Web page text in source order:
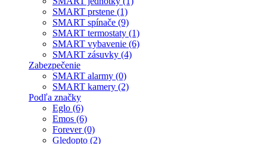
SMART prstene (1)
SMART spínače (9)
SMART termostaty (1)
SMART vybavenie (6)
SMART zásuvky (4)
Zabezpečenie
SMART alarmy (0)
SMART kamery (2)
Podľa značky
Eglo (6)
Emos (6)
Forever (0)
Gledopto (2)